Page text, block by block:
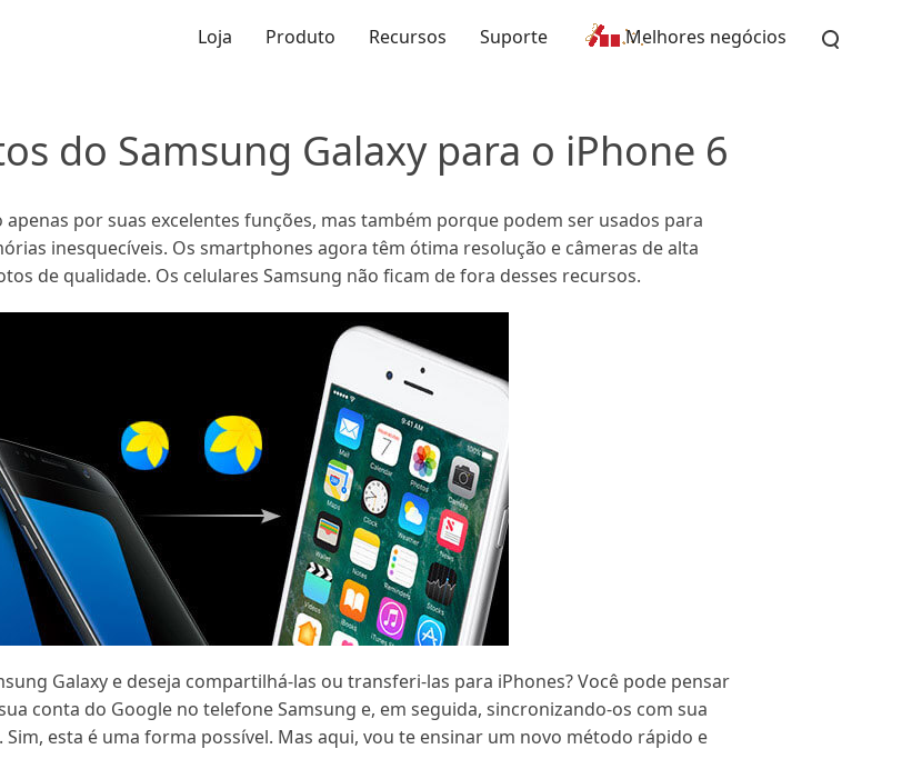
Loja Produto Recursos Suporte Melhores negócios
do Samsung Galaxy para o iPhone 6
por suas excelentes funções, mas também porque podem ser usados ​​para
inesquecíveis. Os smartphones agora têm ótima resolução e câmeras de alta
de qualidade. Os celulares Samsung não ficam de fora desses recursos.
Galaxy e deseja compartilhá-las ou transferi-las para iPhones? Você pode pensar
conta do Google no telefone Samsung e, em seguida, sincronizando-os com sua
esta é uma forma possível. Mas aqui, vou te ensinar um novo método rápido e